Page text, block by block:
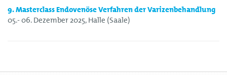
9. Masterclass Endovenöse Verfahren der Varizenbehandlung
05.- 06. Dezember 2025, Halle (Saale)